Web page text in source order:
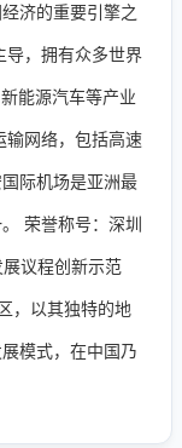
济的重要引擎之
导，拥有众多世界
能源汽车等产业
输网络，包括高速
际机场是亚洲最
荣誉称号：深圳
展议程创新示范
，以其独特的地
模式，在中国乃